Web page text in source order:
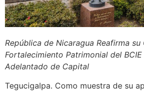
República de Nicaragua Reafirma
Fortalecimiento Patrimonial del
Adelantado de Capital
Tegucigalpa. Como muestra de su